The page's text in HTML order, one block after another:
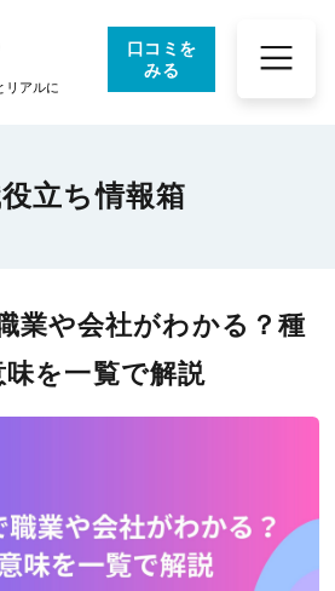
リアルに
口コミを
みる
立ち情報箱
業や会社がわかる？種
味を一覧で解説